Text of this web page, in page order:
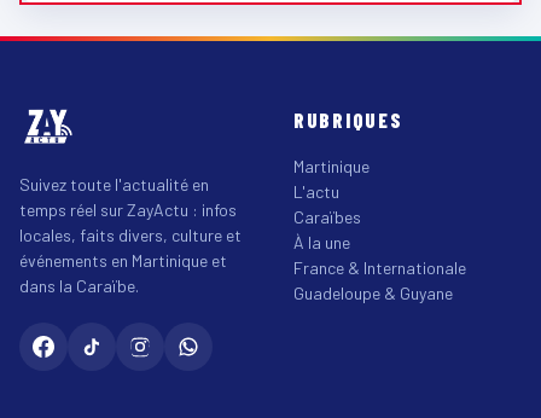
Suivez toute l'actualité en
temps réel sur ZayActu : infos
locales, faits divers, culture et
événements en Martinique et
dans la Caraïbe.
RUBRIQUES
Martinique
L'actu
Caraïbes
À la une
France & Internationale
Guadeloupe & Guyane